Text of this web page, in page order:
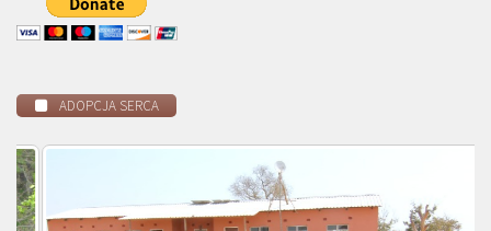
ADOPCJA SERCA